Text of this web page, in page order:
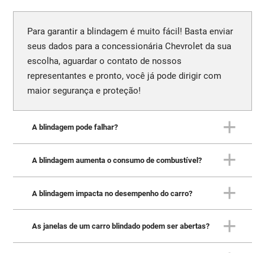
Para garantir a blindagem é muito fácil! Basta enviar
seus dados para a concessionária Chevrolet da sua
escolha, aguardar o contato de nossos
representantes e pronto, você já pode dirigir com
maior segurança e proteção!
A blindagem pode falhar?
Quando realizada corretamente, a blindagem não
apresenta quaisquer falhas. A Carbon, blindadora
recomendada pela Chevrolet, oferece garantia de 5
anos para assegurar suporte total.
A blindagem aumenta o consumo de combustível?
Sim. Com o aumento de carga gerado pela
blindagem - equivalente a dois ou três passageiros
adultos - o consumo de combustível também
aumenta, mas não se preocupe que não é nada
A blindagem impacta no desempenho do carro?
Devido à carga gerada, a blindagem pode, sim,
impactar o desempenho do veículo. Por essa razão,
As janelas de um carro blindado podem ser abertas?